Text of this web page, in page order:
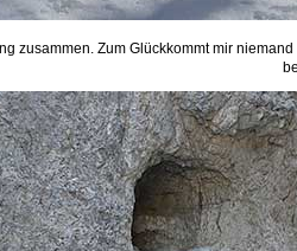
zusammen. Zum Glückkommt mir